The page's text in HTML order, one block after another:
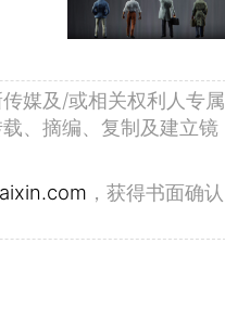
媒及/或相关权利人专属
、摘编、复制及建立镜
，获得书面确认